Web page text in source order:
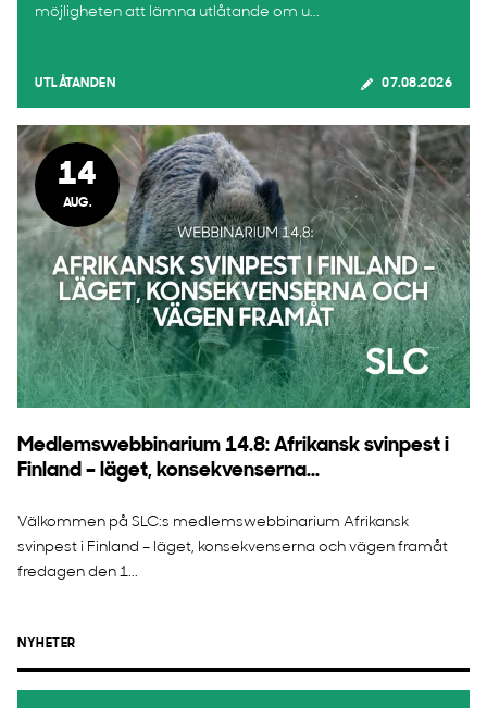
möjligheten att lämna utlåtande om u...
UTLÅTANDEN 07.08.2026
14
AUG.
Medlemswebbinarium 14.8: Afrikansk svinpest i
Finland – läget, konsekvenserna...
Välkommen på SLC:s medlemswebbinarium Afrikansk
svinpest i Finland – läget, konsekvenserna och vägen framåt
fredagen den 1...
NYHETER